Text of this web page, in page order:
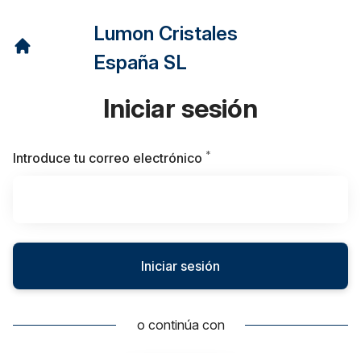
Lumon Cristales
España SL
Iniciar sesión
Introduce tu correo electrónico *
Iniciar sesión
o continúa con